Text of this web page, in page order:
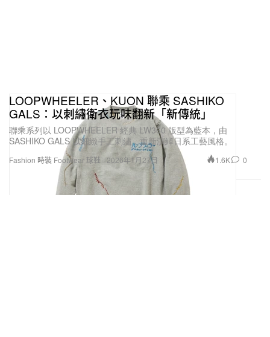
Fashion 時裝 Footwear 球鞋
LOOPWHEELER、KUON 聯乘 SASHIKO
GALS：以刺繡衛衣玩味翻新「新傳統」
聯乘系列以 LOOPWHEELER 經典 LW360 版型為藍本，由
SASHIKO GALS 以細緻手工刺繡，重新演繹日系工藝風格。
2026年1月27日 1.6K 0